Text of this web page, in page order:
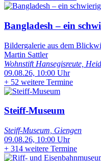
Bangladesh – ein
Bildergalerie aus dem
Martin Sattler
Wohnstift Hansegisreute,
09.08.26, 10:00 Uhr
+ 52 weitere Termine
Steiff-Museum
Steiff-Museum, Giengen
09.08.26, 10:00 Uhr
+ 314 weitere Termine